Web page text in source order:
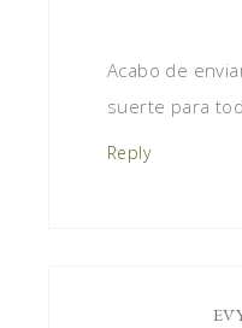
Acabo de
suerte para
Reply